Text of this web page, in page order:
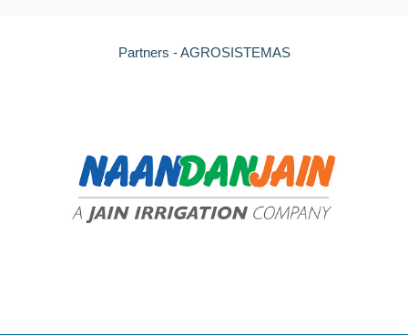
Partners - AGROSISTEMAS